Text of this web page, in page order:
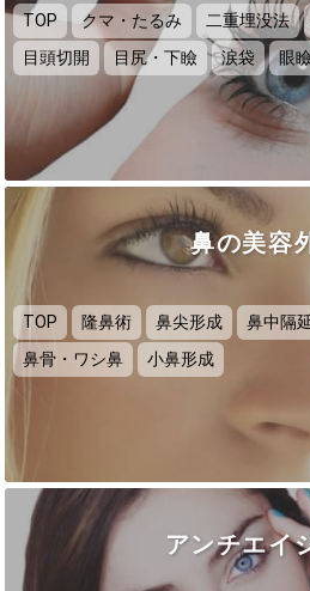
TOP クマ・たるみ 二重埋没法
目頭切開
目尻・下瞼 涙袋 眼
鼻の美容
TOP 隆鼻術 鼻尖形成 鼻中隔
鼻骨・ワシ鼻
小鼻形成
アンチエイ